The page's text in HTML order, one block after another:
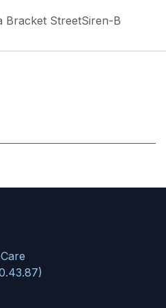
Bracket StreetSiren-B